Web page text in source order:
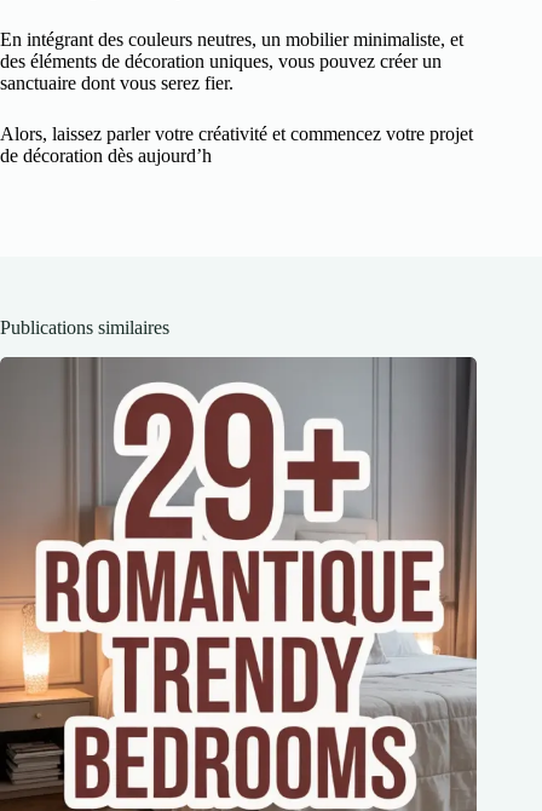
En intégrant des couleurs neutres, un mobilier minimaliste, et
des éléments de décoration uniques, vous pouvez créer un
sanctuaire dont vous serez fier.
Alors, laissez parler votre créativité et commencez votre projet
de décoration dès aujourd’h
Publications similaires